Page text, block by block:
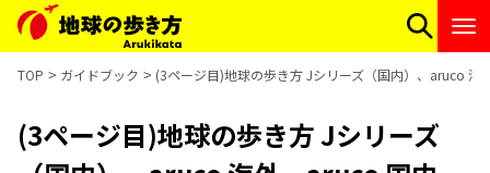
TOP ガイドブック (3ページ目)地球の歩き方 Jシリーズ（国内）、aruco
(3ページ目)地球の歩き方 Jシリーズ